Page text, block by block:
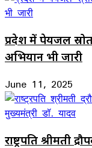
प्रदेश में पेयजल
अभियान भी जारी
June 11, 2025
राष्ट्रपति श्रीमती